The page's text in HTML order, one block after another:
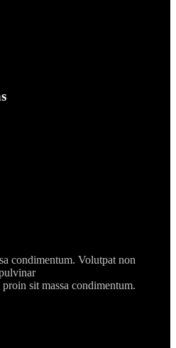
condimentum. Volutpat non
sit massa condimentum.